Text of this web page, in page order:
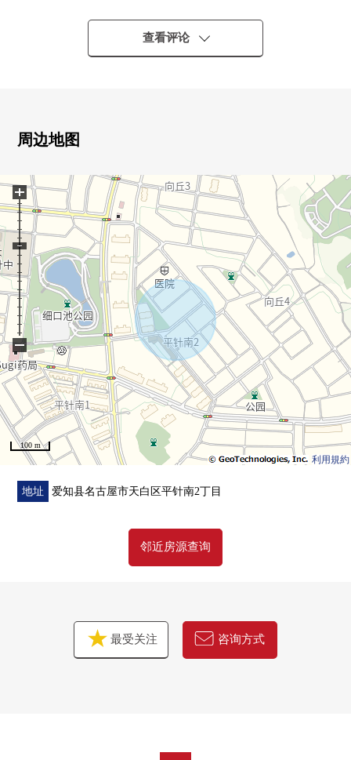
・西北一侧：正面宽度约6.2m前面道路幅员约5.9m
西南一侧：正面宽度约14.5m前面道路幅员约5.9m
塌塌米)
・在各居室准备收藏，意识到生活流迹线的设计
・2楼有阳台，也便于洗的衣物晒干
・存储空间充实(WIC、餐具室、地板下边收纳)
▼设备
・汇集厨房、洗脸室、浴室，考虑家务效率的水周围流迹
线
・厕所布置各层，确保生活便利性
・在用地里有停车位2台分(出自车型的)
■ 在找想要的家方面给予帮助的━━━━━・・・
房源的详细、需讨论是如有意向，请跟我们联系。
查看评论
周边地图
利用規約
100 m
+
−
地址 爱知县名古屋市天白区平针南2丁目
邻近房源查询
最受关注 咨询方式